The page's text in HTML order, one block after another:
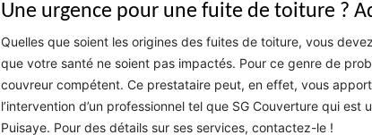
Une urgence pour une fuite de toiture ?
Quelles que soient les origines des fuites de toiture, vous
que votre santé ne soient pas impactés. Pour ce genre de
couvreur compétent. Ce prestataire peut, en effet, vous
l’intervention d’un professionnel tel que SG Couverture qui
Puisaye. Pour des détails sur ses services, contactez-le !